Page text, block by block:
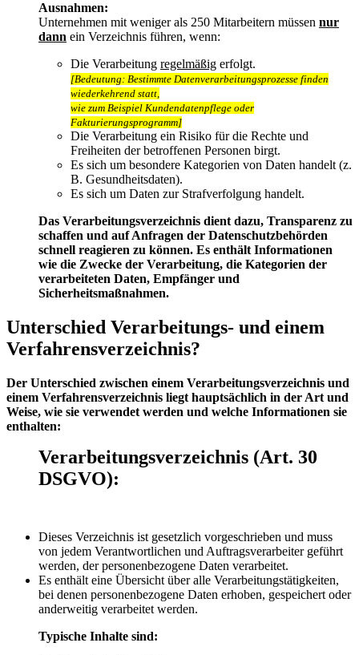
Ausnahmen:
Unternehmen mit weniger als 250 Mitarbeitern müssen nur
dann ein Verzeichnis führen, wenn:
Die Verarbeitung regelmäßig erfolgt.
[Bedeutung: Bestimmte Datenverarbeitungsprozesse finden
wiederkehrend statt,
wie zum Beispiel Kundendatenpflege oder
Fakturierungsprogramm]
Die Verarbeitung ein Risiko für die Rechte und
Freiheiten der betroffenen Personen birgt.
Es sich um besondere Kategorien von Daten handelt (z.
B. Gesundheitsdaten).
Es sich um Daten zur Strafverfolgung handelt.
Das Verarbeitungsverzeichnis dient dazu, Transparenz zu
schaffen und auf Anfragen der Datenschutzbehörden
schnell reagieren zu können. Es enthält Informationen
wie die Zwecke der Verarbeitung, die Kategorien der
verarbeiteten Daten, Empfänger und
Sicherheitsmaßnahmen.
Unterschied Verarbeitungs- und einem
Verfahrensverzeichnis?
Der Unterschied zwischen einem Verarbeitungsverzeichnis und
einem Verfahrensverzeichnis liegt hauptsächlich in der Art und
Weise, wie sie verwendet werden und welche Informationen sie
enthalten:
Verarbeitungsverzeichnis (Art. 30
DSGVO):
Dieses Verzeichnis ist gesetzlich vorgeschrieben und muss
von jedem Verantwortlichen und Auftragsverarbeiter geführt
werden, der personenbezogene Daten verarbeitet.
Es enthält eine Übersicht über alle Verarbeitungstätigkeiten,
bei denen personenbezogene Daten erhoben, gespeichert oder
anderweitig verarbeitet werden.
Typische Inhalte sind: